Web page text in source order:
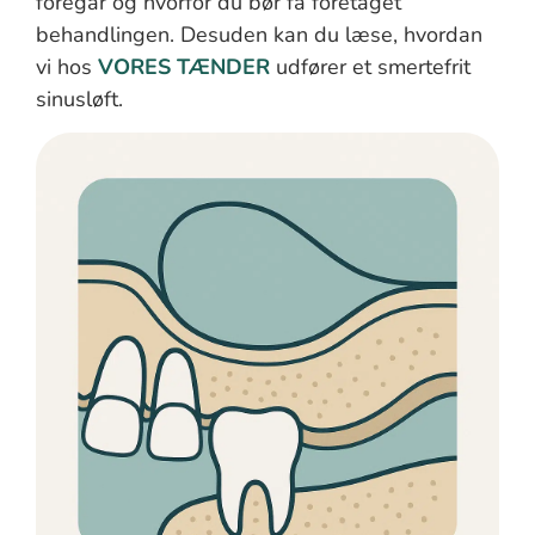
behandlingen. Desuden kan du læse, hvordan
vi hos VORES TÆNDER udfører et smertefrit
sinusløft.